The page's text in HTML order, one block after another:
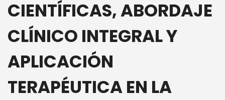
CIENTÍFICAS, ABORDAJE
CLÍNICO INTEGRAL Y
APLICACIÓN
TERAPÉUTICA EN LA